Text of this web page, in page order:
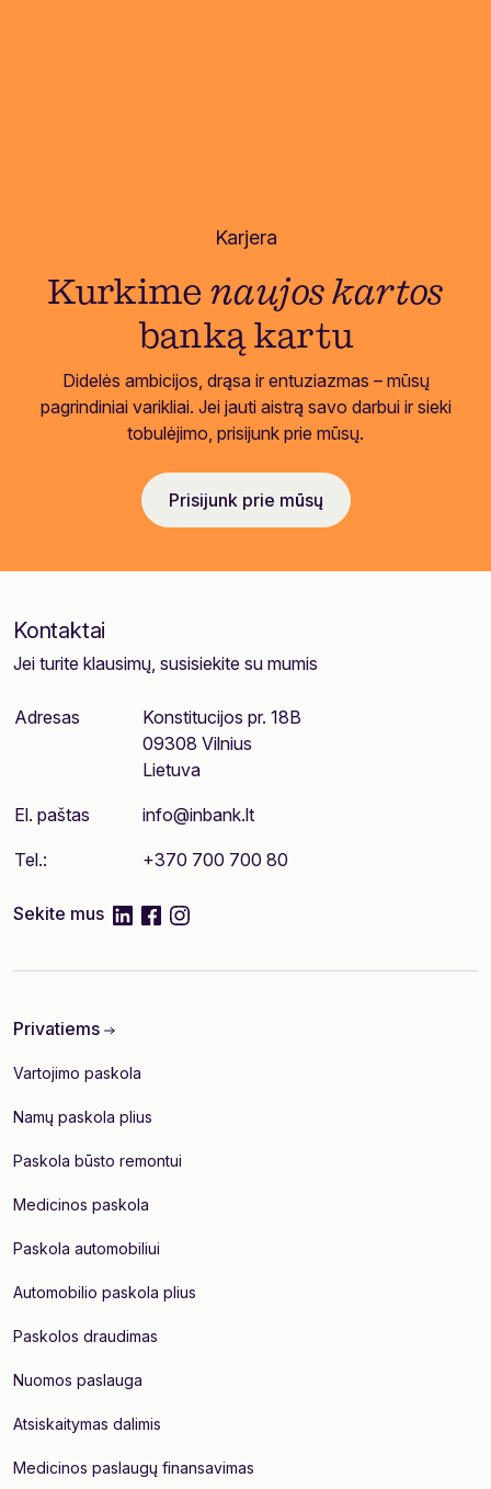
Karjera
Kurkime naujos kartos
banką kartu
Didelės ambicijos, drąsa ir entuziazmas – mūsų
pagrindiniai varikliai. Jei jauti aistrą savo darbui ir sieki
tobulėjimo, prisijunk prie mūsų.
Prisijunk prie mūsų
Kontaktai
Jei turite klausimų, susisiekite su mumis
Adresas
Konstitucijos pr. 18B
09308 Vilnius
Lietuva
El. paštas info@inbank.lt
Tel.: +370 700 700 80
Sekite mus linkedInfacebook
instagram
Privatiems
Vartojimo paskola
Namų paskola plius
Paskola būsto remontui
Medicinos paskola
Paskola automobiliui
Automobilio paskola plius
Paskolos draudimas
Nuomos paslauga
Atsiskaitymas dalimis
Medicinos paslaugų finansavimas